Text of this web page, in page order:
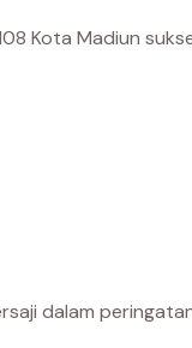
Kota Madiun